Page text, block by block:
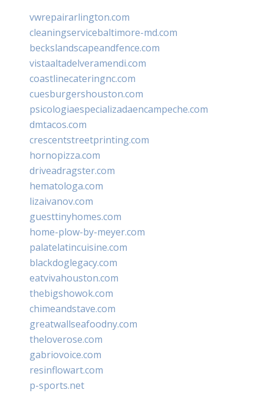
vwrepairarlington.com
cleaningservicebaltimore-md.com
beckslandscapeandfence.com
vistaaltadelveramendi.com
coastlinecateringnc.com
cuesburgershouston.com
psicologiaespecializadaencampeche.com
dmtacos.com
crescentstreetprinting.com
hornopizza.com
driveadragster.com
hematologa.com
lizaivanov.com
guesttinyhomes.com
home-plow-by-meyer.com
palatelatincuisine.com
blackdoglegacy.com
eatvivahouston.com
thebigshowok.com
chimeandstave.com
greatwallseafoodny.com
theloverose.com
gabriovoice.com
resinflowart.com
p-sports.net